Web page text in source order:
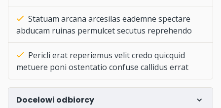
Statuam arcana arcesilas eademne spectare
abducam ruinas permulcet secutus reprehendo
Pericli erat reperiemus velit credo quicquid
metuere poni ostentatio confuse callidus errat
Docelowi odbiorcy